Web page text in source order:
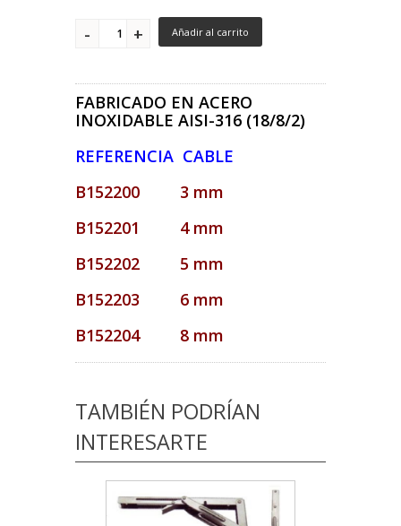
Añadir al carrito
FABRICADO EN ACERO
INOXIDABLE AISI-316 (18/8/2)
REFERENCIA CABLE
B152200 3 mm
B152201 4 mm
B152202 5 mm
B152203 6 mm
B152204 8 mm
TAMBIÉN PODRÍAN
INTERESARTE